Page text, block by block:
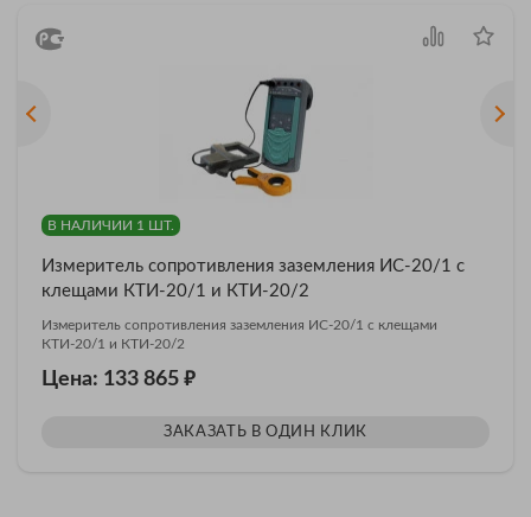
В НАЛИЧИИ 1 ШТ.
Измеритель сопротивления заземления ИС-20/1 с
клещами КТИ-20/1 и КТИ-20/2
Измеритель сопротивления заземления ИС-20/1 с клещами
КТИ-20/1 и КТИ-20/2
Цена: 133 865 ₽
ЗАКАЗАТЬ В ОДИН КЛИК